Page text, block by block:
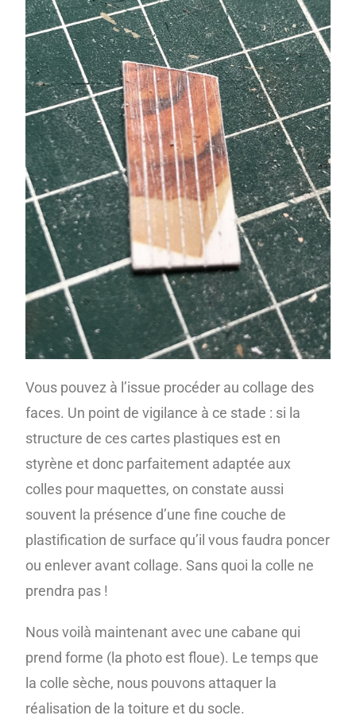
Vous pouvez à l’issue procéder au collage des
faces. Un point de vigilance à ce stade : si la
structure de ces cartes plastiques est en
styrène et donc parfaitement adaptée aux
colles pour maquettes, on constate aussi
souvent la présence d’une fine couche de
plastification de surface qu’il vous faudra poncer
ou enlever avant collage. Sans quoi la colle ne
prendra pas !
Nous voilà maintenant avec une cabane qui
prend forme (la photo est floue). Le temps que
la colle sèche, nous pouvons attaquer la
réalisation de la toiture et du socle.